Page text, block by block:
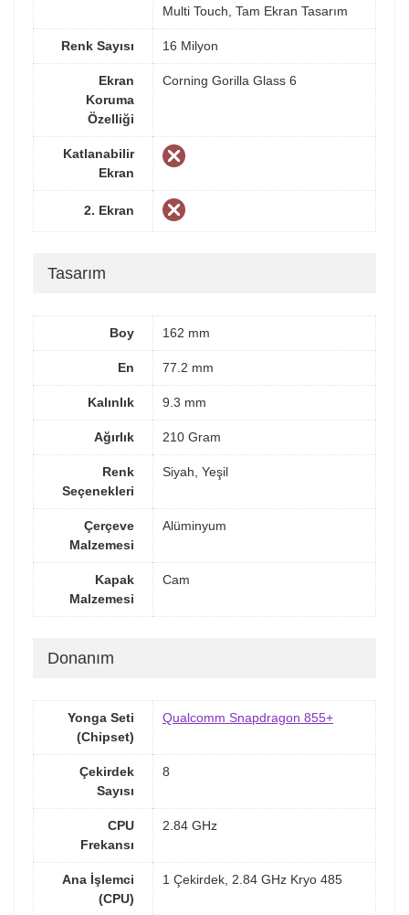
Multi Touch, Tam Ekran Tasarım
Renk Sayısı 16 Milyon
Ekran
Koruma
Özelliği
Corning Gorilla Glass 6
Katlanabilir
Ekran
2. Ekran
Tasarım
Boy 162 mm
En 77.2 mm
Kalınlık 9.3 mm
Ağırlık 210 Gram
Renk
Seçenekleri
Siyah, Yeşil
Çerçeve
Malzemesi
Alüminyum
Kapak
Malzemesi
Cam
Donanım
Yonga Seti
(Chipset)
Qualcomm Snapdragon 855+
Çekirdek
Sayısı
8
CPU
Frekansı
2.84 GHz
Ana İşlemci
(CPU)
1 Çekirdek, 2.84 GHz Kryo 485